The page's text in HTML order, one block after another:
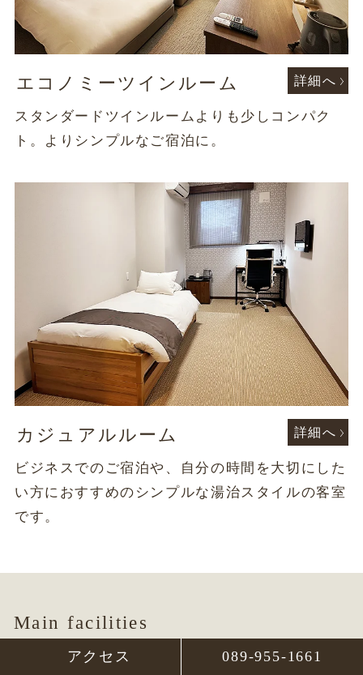
エコノミーツインルーム 詳細へ
スタンダードツインルームよりも少しコンパク
ト。よりシンプルなご宿泊に。
カジュアルルーム 詳細へ
ビジネスでのご宿泊や、自分の時間を大切にした
い方におすすめのシンプルな湯治スタイルの客室
です。
Main facilities
別館 宿泊・客室 エリア
アクセス 089-955-1661